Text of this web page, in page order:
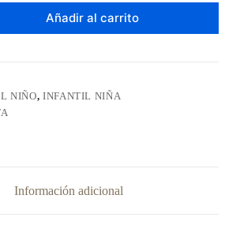
Añadir al carrito
NIÑO, INFANTIL NIÑA
Información adicional